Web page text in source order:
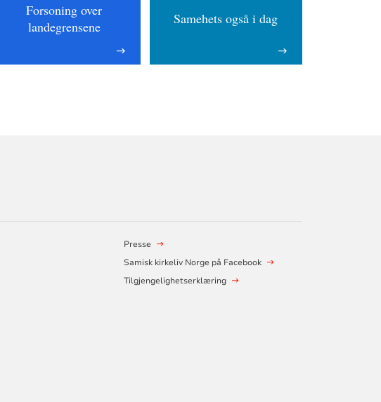
Forsoning over
landegrensene
Samehets også i dag
Presse
Samisk kirkeliv Norge på Facebook
Tilgjengelighetserklæring